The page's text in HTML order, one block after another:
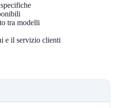
tra modelli
e il servizio clienti